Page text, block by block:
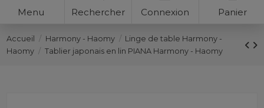
Menu Rechercher Connexion Panier
Accueil Harmony - Haomy
Linge de table Harmony -
Haomy
Tablier japonais en lin PIANA Harmony - Haomy